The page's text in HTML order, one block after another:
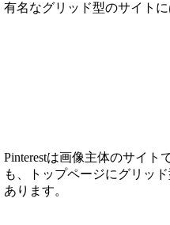
有名なグリッド型のサイトに
Pinterestは画像主体のサイ
も、トップページにグリッ
あります。